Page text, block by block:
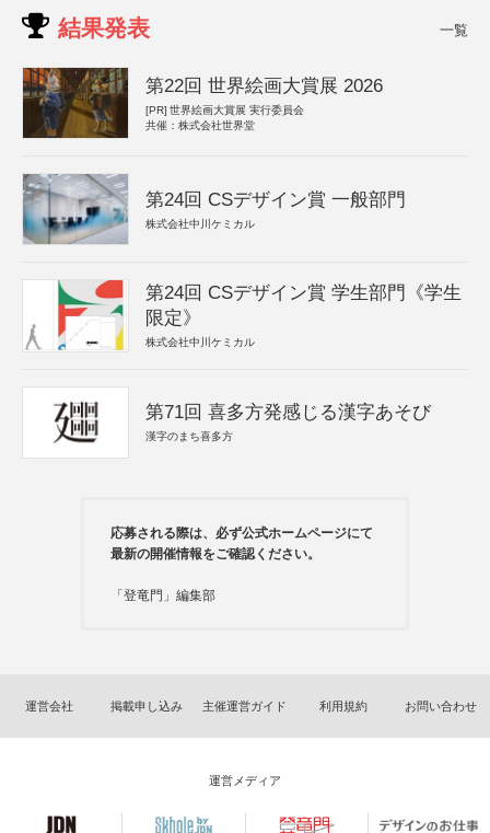
結果発表 一覧
第22回 世界絵画大賞展 2026
[PR] 世界絵画大賞展 実行委員会
共催：株式会社世界堂
第24回 CSデザイン賞 一般部門
株式会社中川ケミカル
第24回 CSデザイン賞 学生部門《学生
限定》
株式会社中川ケミカル
第71回 喜多方発感じる漢字あそび
漢字のまち喜多方
応募される際は、必ず公式ホームページにて
最新の開催情報をご確認ください。
「登竜門」編集部
運営会社 掲載申し込み 主催運営ガイド 利用規約 お問い合わせ
運営メディア